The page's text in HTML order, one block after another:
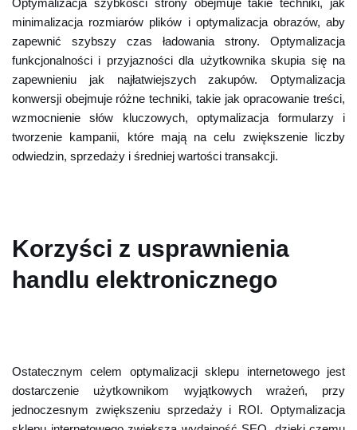
Optymalizacja szybkości strony obejmuje takie techniki, jak
minimalizacja rozmiarów plików i optymalizacja obrazów, aby
zapewnić szybszy czas ładowania strony. Optymalizacja
funkcjonalności i przyjazności dla użytkownika skupia się na
zapewnieniu jak najłatwiejszych zakupów. Optymalizacja
konwersji obejmuje różne techniki, takie jak opracowanie treści,
wzmocnienie słów kluczowych, optymalizacja formularzy i
tworzenie kampanii, które mają na celu zwiększenie liczby
odwiedzin, sprzedaży i średniej wartości transakcji.
Korzyści z usprawnienia
handlu elektronicznego
Ostatecznym celem optymalizacji sklepu internetowego jest
dostarczenie użytkownikom wyjątkowych wrażeń, przy
jednoczesnym zwiększeniu sprzedaży i ROI. Optymalizacja